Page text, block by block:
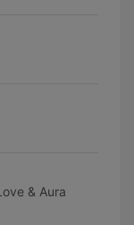
& Aura